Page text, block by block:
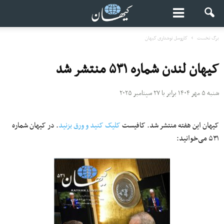
برگ نخست کاروسل نوشتاری کیهان
کیهان لندن شماره ۵۳۱ منتشر شد
شنبه ۵ مهر ۱۴۰۴ برابر با ۲۷ سپتامبر ۲۰۲۵
کیهان این هفته منتشر شد. کافیستکلیک کنید و ورق بزنید. در کیهان شماره
۵۳۱ می‌خوانید: